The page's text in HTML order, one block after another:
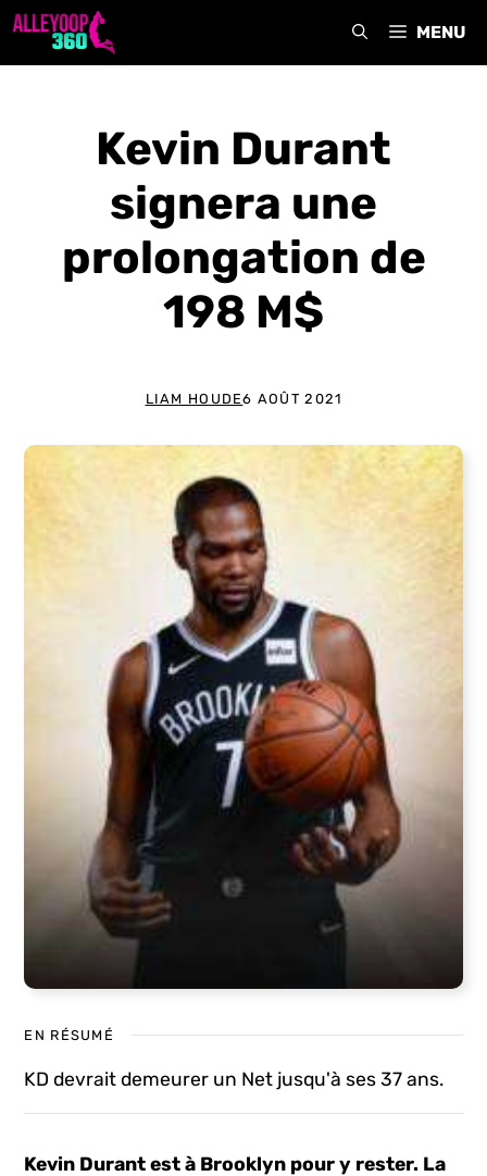
Aller
MENU
Kevin Durant
signera une
prolongation de
198 M$
LIAM HOUDE6 AOÛT 2021
EN RÉSUMÉ
KD devrait demeurer un Net jusqu'à ses 37 ans.
Kevin Durant est à Brooklyn pour y rester. La